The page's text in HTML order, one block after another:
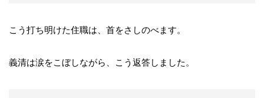
こう打ち明けた住職は、首をさしのべます。
義清は涙をこぼしながら、こう返答しました。